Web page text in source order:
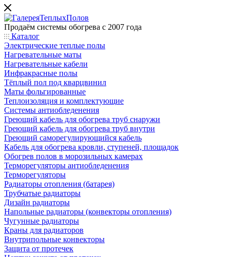
Продаём системы обогрева с 2007 года
Каталог
Электрические теплые полы
Нагревательные маты
Нагревательные кабели
Инфракрасные полы
Тёплый пол под кварцвинил
Маты фольгированные
Теплоизоляция и комплектующие
Системы антиобледенения
Греющий кабель для обогрева труб снаружи
Греющий кабель для обогрева труб внутри
Греющий саморегулирующийся кабель
Кабель для обогрева кровли, ступеней, площадок
Обогрев полов в морозильных камерах
Терморегуляторы антиобледенения
Терморегуляторы
Радиаторы отопления (батарея)
Трубчатые радиаторы
Дизайн радиаторы
Напольные радиаторы (конвекторы отопления)
Чугунные радиаторы
Краны для радиаторов
Внутрипольные конвекторы
Защита от протечек